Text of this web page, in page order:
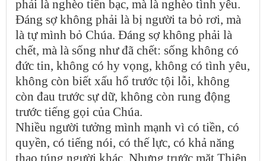
phải là nghèo tiền bạc, mà là nghèo tình yêu.
Đáng sợ không phải là bị người ta bỏ rơi, mà
là tự mình bỏ Chúa. Đáng sợ không phải là
chết, mà là sống như đã chết: sống không có
đức tin, không có hy vọng, không có tình yêu,
không còn biết xấu hổ trước tội lỗi, không
còn đau trước sự dữ, không còn rung động
trước tiếng gọi của Chúa.
Nhiều người tưởng mình mạnh vì có tiền, có
quyền, có tiếng nói, có thế lực, có khả năng
thao túng người khác. Nhưng trước mặt Thiên